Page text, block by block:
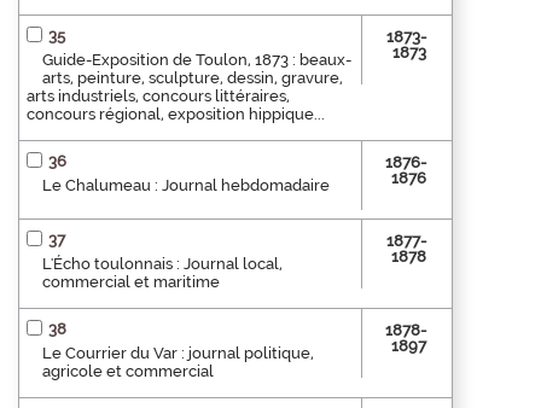
35
Guide-Exposition de Toulon, 1873 : beaux-
arts, peinture, sculpture, dessin, gravure,
arts industriels, concours littéraires,
concours régional, exposition hippique...
1873-
1873
36
Le Chalumeau : Journal hebdomadaire
1876-
1876
37
L'Écho toulonnais : Journal local,
commercial et maritime
1877-
1878
38
Le Courrier du Var : journal politique,
agricole et commercial
1878-
1897